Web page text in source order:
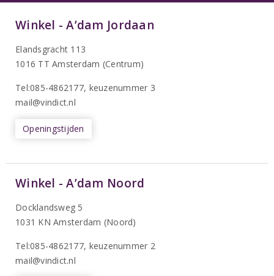
Winkel - A’dam Jordaan
Elandsgracht 113
1016 TT Amsterdam (Centrum)
Tel:085-4862177, keuzenummer 3
mail@vindict.nl
Openingstijden
Winkel - A’dam Noord
Docklandsweg 5
1031 KN Amsterdam (Noord)
Tel:085-4862177, keuzenummer 2
mail@vindict.nl